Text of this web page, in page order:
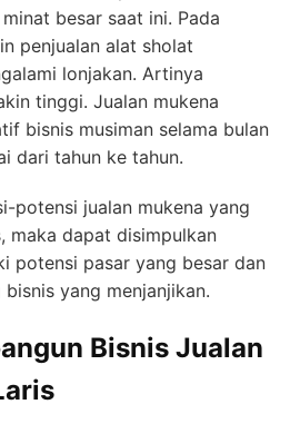
besar saat ini. Pada
penjualan alat sholat
lonjakan. Artinya
tinggi. Jualan mukena
bisnis musiman selama bulan
dari tahun ke tahun.
potensi jualan mukena yang
maka dapat disimpulkan
potensi pasar yang besar dan
yang menjanjikan.
Bisnis Jualan